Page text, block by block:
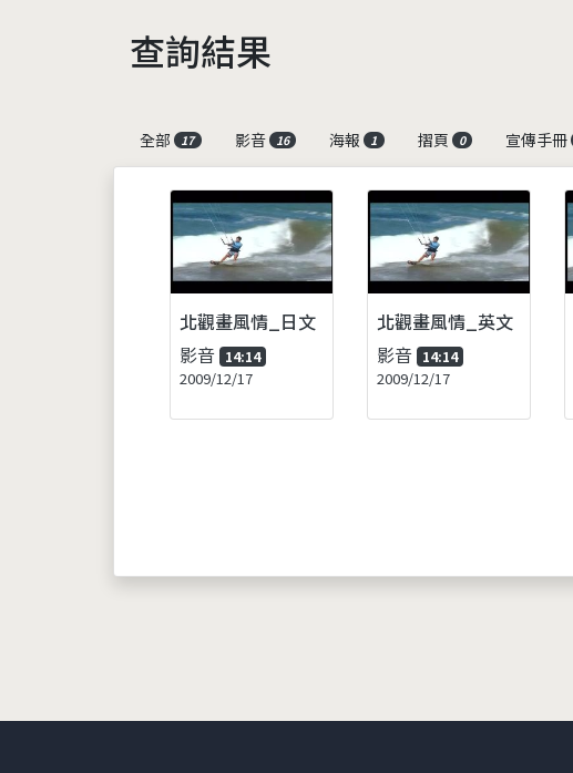
查詢結果
全部
17 影音 16 海報 1 摺頁 0 宣傳手冊
北觀畫風情_日文
影音 14:14
2009/12/17
北觀畫風情_英文
影音 14:14
2009/12/17